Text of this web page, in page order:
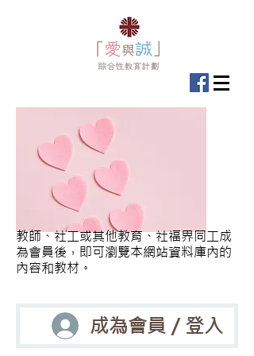
教師、社工或其他教育、社福界同工成
為會員後，即可瀏覽本網站資料庫內的
內容和教材。
成為會員／登入